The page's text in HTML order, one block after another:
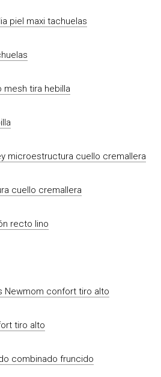
piel maxi tachuelas
mesh tira hebilla
microestructura cuello cremallera
recto lino
Newmom confort tiro alto
combinado fruncido